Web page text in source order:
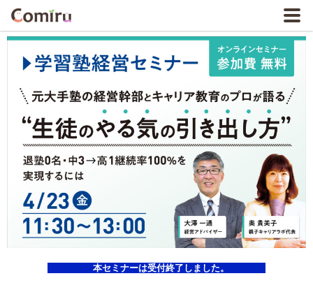
本セミナーは受付終了しました。